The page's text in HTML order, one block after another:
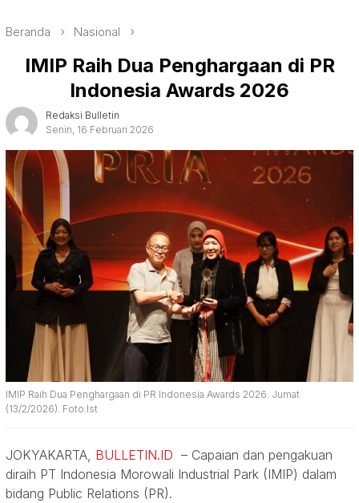
Beranda Nasional
IMIP Raih Dua Penghargaan di PR
Indonesia Awards 2026
Redaksi Bulletin
Senin, 16 Februari 2026
IMIP Raih Dua Penghargaan di PR Indonesia Awards 2026. Jumat
(13/2/2026). Foto:Ist
JOKYAKARTA, BULLETIN.ID – Capaian dan pengakuan
diraih PT Indonesia Morowali Industrial Park (IMIP) dalam
bidang Public Relations (PR).